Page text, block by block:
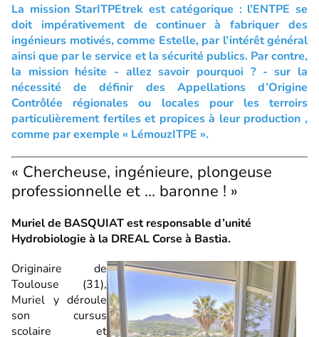
La mission StarITPEtrek est catégorique : l’ENTPE se
doit impérativement de continuer à fabriquer des
ingénieurs motivés, comme Estelle, par l’intérêt général
ainsi que par le service et la sécurité publics. Par contre,
la mission hésite - allez savoir pourquoi ? - sur la
nécessité de définir des Appellations d’Origine
Contrôlée régionales ou locales pour les terroirs
particulièrement fertiles et propices à leur production ,
comme par exemple « LémouzITPE ».
« Chercheuse, ingénieure, plongeuse
professionnelle et … baronne ! »
Muriel de BASQUIAT est responsable d’unité
Hydrobiologie à la DREAL Corse à Bastia.
Originaire de
Toulouse (31),
Muriel y déroule
son cursus
scolaire et